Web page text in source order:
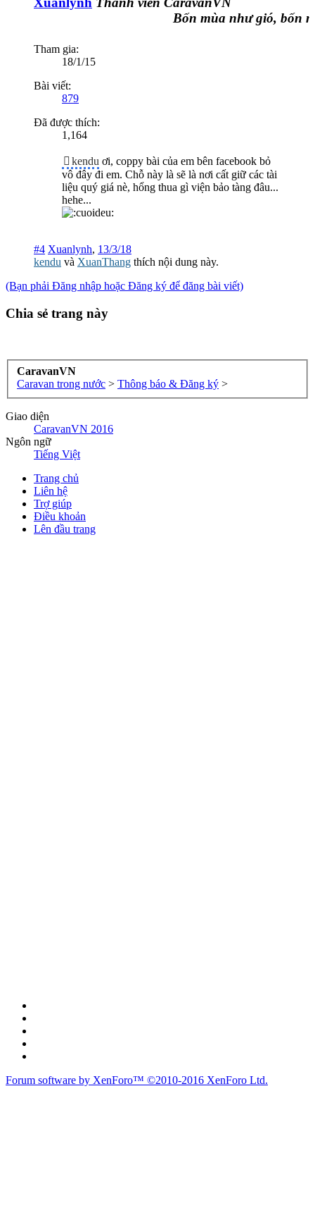
Bốn mùa như gió, bốn
Tham gia:
18/1/15
Bài viết:
879
Đã được thích:
1,164
kendu ơi, coppy bài của em bên facebook bỏ
vô đây đi em. Chỗ này là sẽ là nơi cất giữ các tài
liệu quý giá nè, hổng thua gì viện bảo tàng đâu...
hehe...
#4 Xuanlynh, 13/3/18
kendu và XuanThang thích nội dung này.
(Bạn phải Đăng nhập hoặc Đăng ký để đăng bài viết)
Chia sẻ trang này
CaravanVN
Caravan trong nước > Thông báo & Đăng ký >
Giao diện
CaravanVN 2016
Ngôn ngữ
Tiếng Việt
Trang chủ
Liên hệ
Trợ giúp
Điều khoản
Lên đầu trang
Forum software by XenForo™ ©2010-2016 XenForo Ltd.